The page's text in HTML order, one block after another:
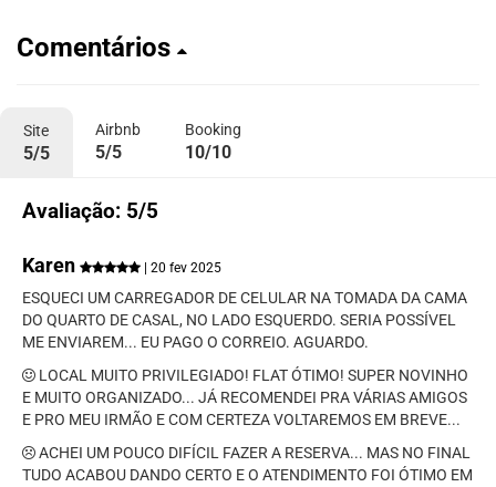
Comentários
Site
5/5
Airbnb
5/5
Booking
10/10
Avaliação: 5/5
Karen | 20 fev 2025
ESQUECI UM CARREGADOR DE CELULAR NA TOMADA DA CAMA
DO QUARTO DE CASAL, NO LADO ESQUERDO. SERIA POSSÍVEL
ME ENVIAREM... EU PAGO O CORREIO. AGUARDO.
LOCAL MUITO PRIVILEGIADO! FLAT ÓTIMO! SUPER NOVINHO
E MUITO ORGANIZADO... JÁ RECOMENDEI PRA VÁRIAS AMIGOS
E PRO MEU IRMÃO E COM CERTEZA VOLTAREMOS EM BREVE...
ACHEI UM POUCO DIFÍCIL FAZER A RESERVA... MAS NO FINAL
TUDO ACABOU DANDO CERTO E O ATENDIMENTO FOI ÓTIMO EM